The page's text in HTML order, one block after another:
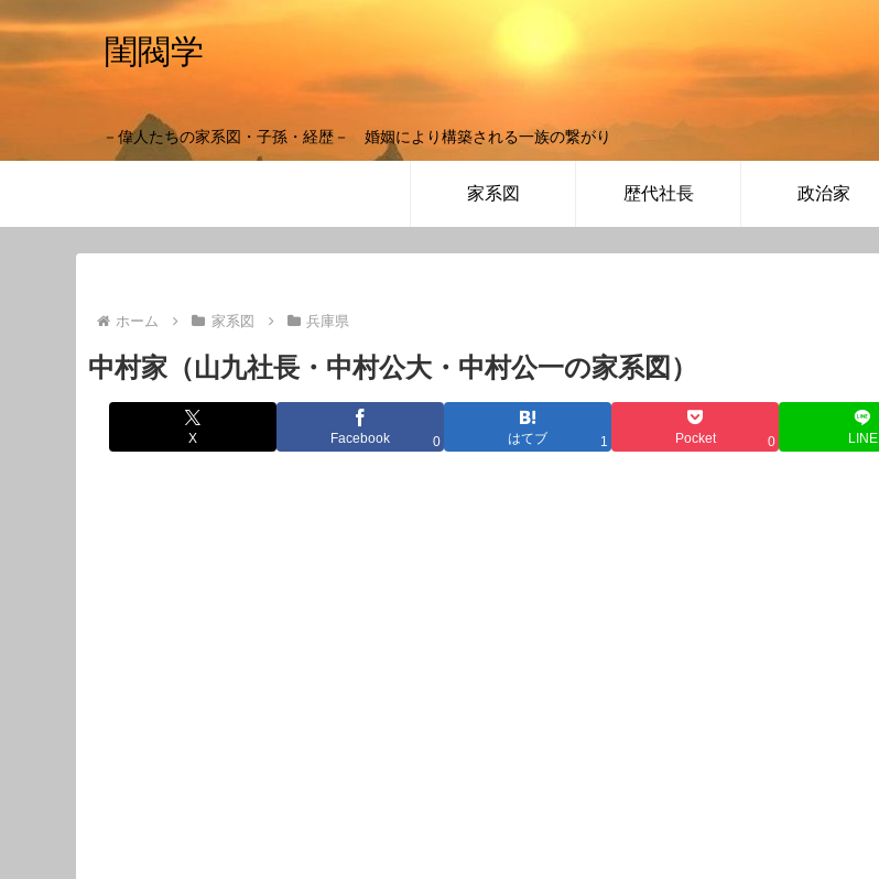
閨閥学
－偉人たちの家系図・子孫・経歴－ 婚姻により構築される一族の繋がり
家系図 歴代社長 政治家
ホーム 家系図 兵庫県
中村家（山九社長・中村公大・中村公一の家系図）
X Facebook 0 はてブ 1 Pocket 0 LINE